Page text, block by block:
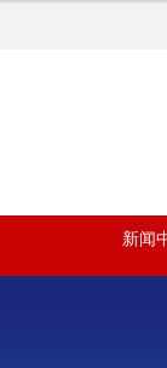
新闻